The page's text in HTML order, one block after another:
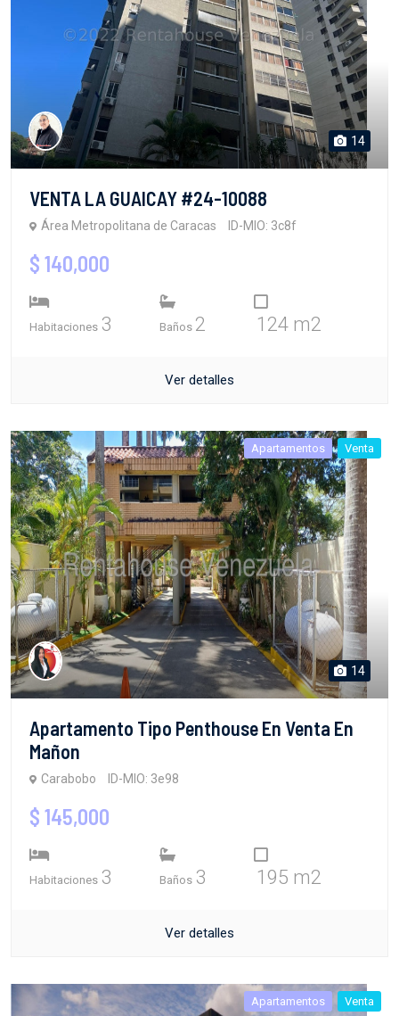
14
VENTA LA GUAICAY #24-10088
Área Metropolitana de Caracas ID-MIO: 3c8f
$ 140,000
Habitaciones 3 Baños 2 124 m2
Ver detalles
Apartamentos Venta
14
Apartamento Tipo Penthouse En Venta En
Mañon
Carabobo ID-MIO: 3e98
$ 145,000
Habitaciones 3 Baños 3 195 m2
Ver detalles
Apartamentos Venta